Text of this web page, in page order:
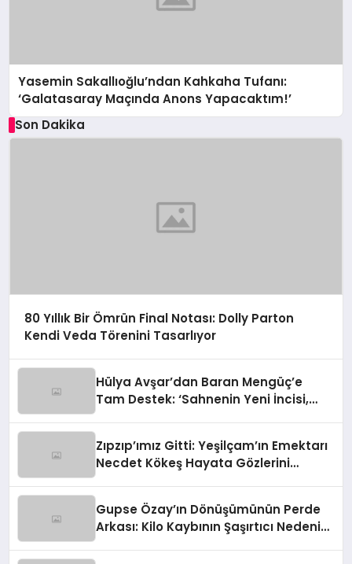
Yasemin Sakallıoğlu’ndan Kahkaha Tufanı:
‘Galatasaray Maçında Anons Yapacaktım!’
Son Dakika
80 Yıllık Bir Ömrün Final Notası: Dolly Parton
Kendi Veda Törenini Tasarlıyor
Hülya Avşar’dan Baran Mengüç’e
Tam Destek: ‘Sahnenin Yeni İncisi,
Zıpzıp’ımız Gitti: Yeşilçam’ın Emektarı
Necdet Kökeş Hayata Gözlerini
Gupse Özay’ın Dönüşümünün Perde
Arkası: Kilo Kaybının Şaşırtıcı Nedeni